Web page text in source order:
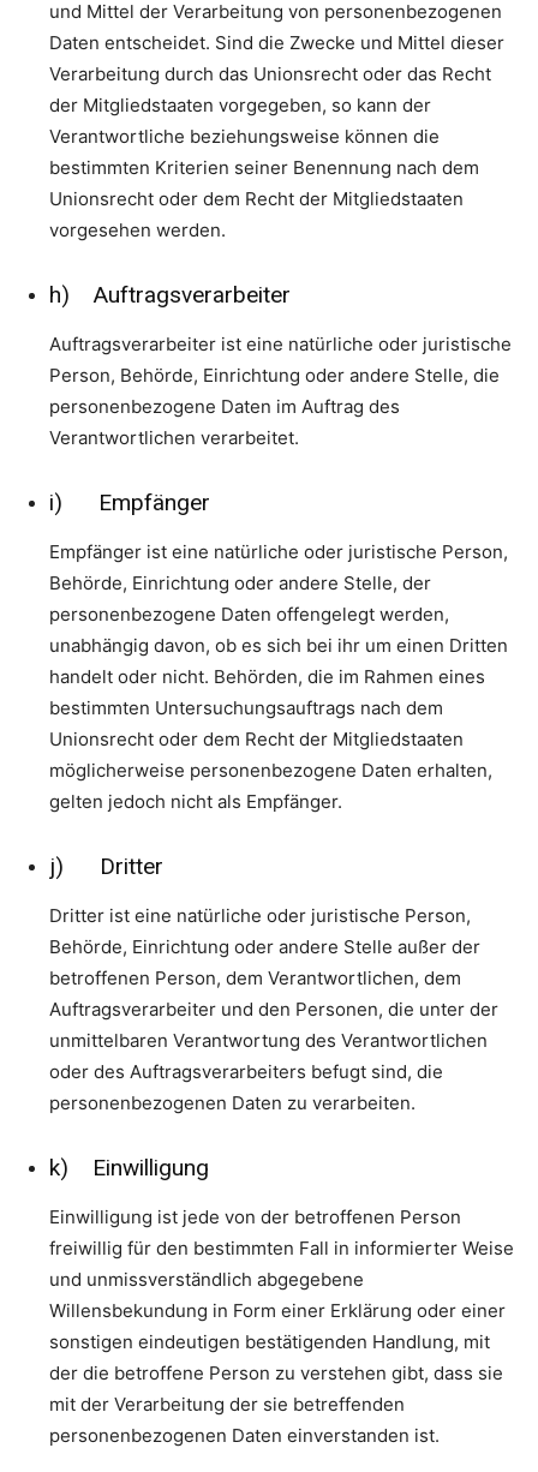
und Mittel der Verarbeitung von personenbezogenen
Daten entscheidet. Sind die Zwecke und Mittel dieser
Verarbeitung durch das Unionsrecht oder das Recht
der Mitgliedstaaten vorgegeben, so kann der
Verantwortliche beziehungsweise können die
bestimmten Kriterien seiner Benennung nach dem
Unionsrecht oder dem Recht der Mitgliedstaaten
vorgesehen werden.
h) Auftragsverarbeiter
Auftragsverarbeiter ist eine natürliche oder juristische
Person, Behörde, Einrichtung oder andere Stelle, die
personenbezogene Daten im Auftrag des
Verantwortlichen verarbeitet.
i) Empfänger
Empfänger ist eine natürliche oder juristische Person,
Behörde, Einrichtung oder andere Stelle, der
personenbezogene Daten offengelegt werden,
unabhängig davon, ob es sich bei ihr um einen Dritten
handelt oder nicht. Behörden, die im Rahmen eines
bestimmten Untersuchungsauftrags nach dem
Unionsrecht oder dem Recht der Mitgliedstaaten
möglicherweise personenbezogene Daten erhalten,
gelten jedoch nicht als Empfänger.
j) Dritter
Dritter ist eine natürliche oder juristische Person,
Behörde, Einrichtung oder andere Stelle außer der
betroffenen Person, dem Verantwortlichen, dem
Auftragsverarbeiter und den Personen, die unter der
unmittelbaren Verantwortung des Verantwortlichen
oder des Auftragsverarbeiters befugt sind, die
personenbezogenen Daten zu verarbeiten.
k) Einwilligung
Einwilligung ist jede von der betroffenen Person
freiwillig für den bestimmten Fall in informierter Weise
und unmissverständlich abgegebene
Willensbekundung in Form einer Erklärung oder einer
sonstigen eindeutigen bestätigenden Handlung, mit
der die betroffene Person zu verstehen gibt, dass sie
mit der Verarbeitung der sie betreffenden
personenbezogenen Daten einverstanden ist.